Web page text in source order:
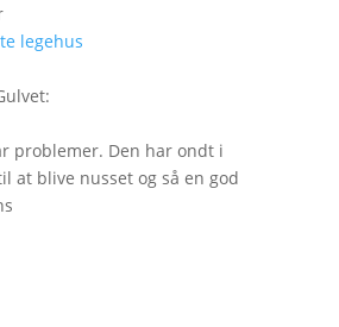
:
problemer. Den har ondt i
at blive nusset og så en god